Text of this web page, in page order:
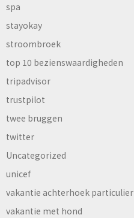
spa
stayokay
stroombroek
top 10 bezienswaardigheden
tripadvisor
trustpilot
twee bruggen
twitter
Uncategorized
unicef
vakantie achterhoek particulier
vakantie met hond